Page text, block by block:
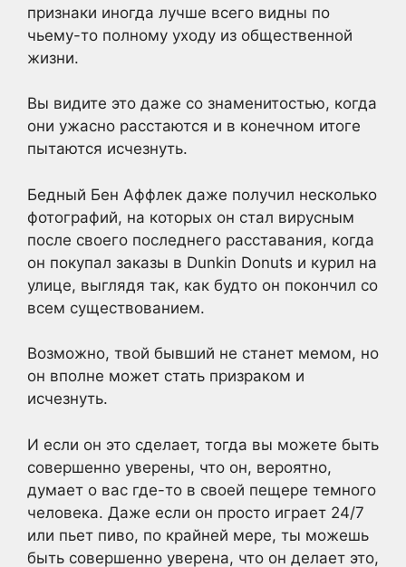
признаки иногда лучше всего видны по
чьему-то полному уходу из общественной
жизни.
Вы видите это даже со знаменитостью, когда
они ужасно расстаются и в конечном итоге
пытаются исчезнуть.
Бедный Бен Аффлек даже получил несколько
фотографий, на которых он стал вирусным
после своего последнего расставания, когда
он покупал заказы в Dunkin Donuts и курил на
улице, выглядя так, как будто он покончил со
всем существованием.
Возможно, твой бывший не станет мемом, но
он вполне может стать призраком и
исчезнуть.
И если он это сделает, тогда вы можете быть
совершенно уверены, что он, вероятно,
думает о вас где-то в своей пещере темного
человека. Даже если он просто играет 24/7
или пьет пиво, по крайней мере, ты можешь
быть совершенно уверена, что он делает это,